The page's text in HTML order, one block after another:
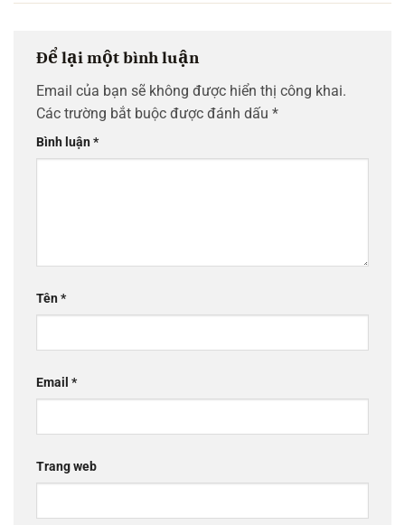
Để lại một bình luận
Email của bạn sẽ không được hiển thị công khai.
Các trường bắt buộc được đánh dấu *
Bình luận*
Tên*
Email *
Trang web